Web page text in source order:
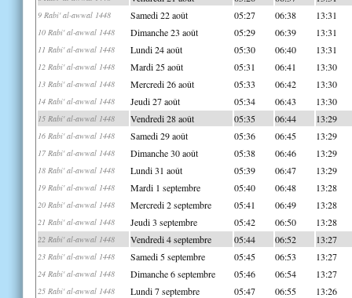
9 Rabi' al-awwal 1448 Samedi 22 août 05:27 06:38 13:31
10 Rabi' al-awwal 1448 Dimanche 23 août 05:29 06:39 13:31
11 Rabi' al-awwal 1448 Lundi 24 août 05:30 06:40 13:31
12 Rabi' al-awwal 1448 Mardi 25 août 05:31 06:41 13:30
13 Rabi' al-awwal 1448 Mercredi 26 août 05:33 06:42 13:30
14 Rabi' al-awwal 1448 Jeudi 27 août 05:34 06:43 13:30
15 Rabi' al-awwal 1448 Vendredi 28 août 05:35 06:44 13:29
16 Rabi' al-awwal 1448 Samedi 29 août 05:36 06:45 13:29
17 Rabi' al-awwal 1448 Dimanche 30 août 05:38 06:46 13:29
18 Rabi' al-awwal 1448 Lundi 31 août 05:39 06:47 13:29
19 Rabi' al-awwal 1448 Mardi 1 septembre 05:40 06:48 13:28
20 Rabi' al-awwal 1448 Mercredi 2 septembre 05:41 06:49 13:28
21 Rabi' al-awwal 1448 Jeudi 3 septembre 05:42 06:50 13:28
22 Rabi' al-awwal 1448 Vendredi 4 septembre 05:44 06:52 13:27
23 Rabi' al-awwal 1448 Samedi 5 septembre 05:45 06:53 13:27
24 Rabi' al-awwal 1448 Dimanche 6 septembre 05:46 06:54 13:27
25 Rabi' al-awwal 1448 Lundi 7 septembre 05:47 06:55 13:26